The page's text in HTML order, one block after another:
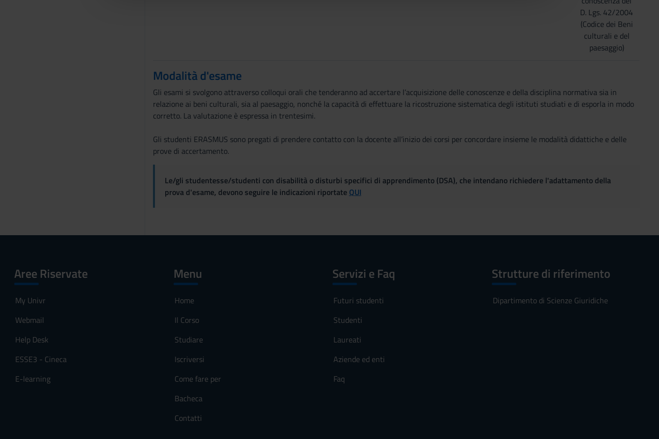
D. Lgs. 42/2004
(Codice dei Beni
culturali e del
paesaggio)
Modalità d'esame
Gli esami si svolgono attraverso colloqui orali che tenderanno ad accertare l’acquisizione delle conoscenze e della disciplina normativa sia in
relazione ai beni culturali, sia al paesaggio, nonché la capacità di effettuare la ricostruzione sistematica degli istituti studiati e di esporla in modo
corretto. La valutazione è espressa in trentesimi.
Gli studenti ERASMUS sono pregati di prendere contatto con la docente all’inizio dei corsi per concordare insieme le modalità didattiche e delle
prove di accertamento.
Le/gli studentesse/studenti con disabilità o disturbi specifici di apprendimento (DSA), che intendano richiedere l'adattamento della
prova d'esame, devono seguire le indicazioni riportate QUI
Aree Riservate
My Univr
Webmail
Help Desk
ESSE3 - Cineca
E-learning
Menu
Home
Il Corso
Studiare
Iscriversi
Come fare per
Bacheca
Contatti
Servizi e Faq
Futuri studenti
Studenti
Laureati
Aziende ed enti
Faq
Strutture di riferimento
Dipartimento di Scienze Giuridiche